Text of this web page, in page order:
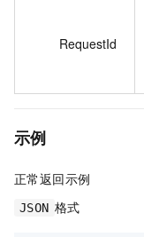
RequestId
示例
正常返回示例
JSON 格式